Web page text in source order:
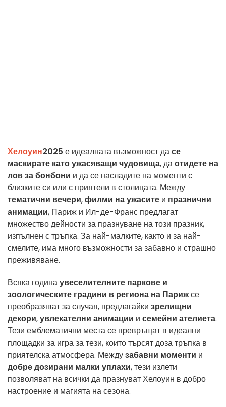
Хелоуин2025 е идеалната възможност дасе
маскирате като ужасяващи чудовища, даотидете на
лов за бонбони и да се насладите на моменти с
близките си или с приятели в столицата. Между
тематични вечери,филми на ужасите и празнични
анимации, Париж и Ил-де-Франс предлагат
множество дейности за празнуване на този празник,
изпълнен с тръпка. За най-малките, както и за най-
смелите, има много възможности за забавно и страшно
преживяване.
Всяка годинаувеселителните паркове и
зоологическите градини в региона на Парижсе
преобразяват за случая, предлагайки зрелищни
декори,увлекателни анимации и семейни ателиета.
Тези емблематични места се превръщат в идеални
площадки за игра за тези, които търсят доза тръпка в
приятелска атмосфера. Междузабавни моменти и
добре дозирани малки уплахи, тези излети
позволяват на всички да празнуват Хелоуин в добро
настроение и магията на сезона.